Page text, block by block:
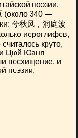
поэзии,
(около 340 —
兮秋风，洞庭波
иероглифов,
круто,
Цюй Юаня
восхищение, и
поэзии.